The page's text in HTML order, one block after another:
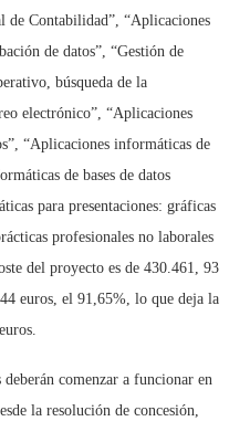
de Contabilidad”, “Aplicaciones
de datos”, “Gestión de
búsqueda de la
electrónico”, “Aplicaciones
“Aplicaciones informáticas de
de bases de datos
para presentaciones: gráficas
profesionales no laborales
del proyecto es de 430.461, 93
euros, el 91,65%, lo que deja la
comenzar a funcionar en
la resolución de concesión,